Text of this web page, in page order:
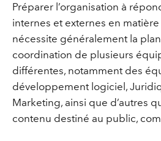
Préparer l’organisation à
internes et externes en matière
nécessite généralement la
coordination de plusieurs
différentes, notamment des
développement logiciel,
Marketing, ainsi que d’autres
contenu destiné au public,